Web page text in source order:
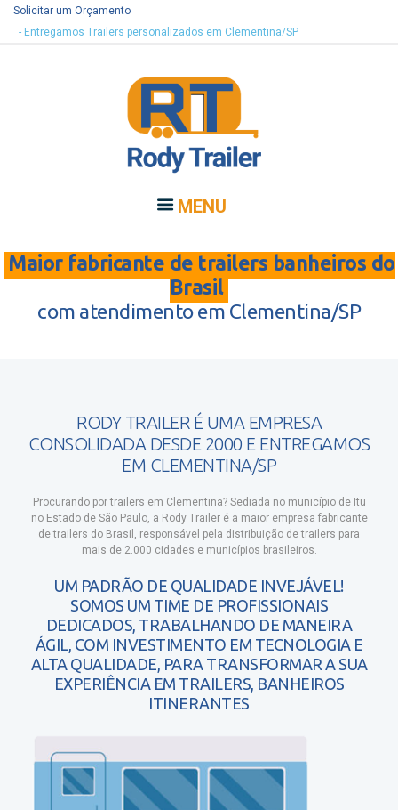
Solicitar um Orçamento
- Entregamos Trailers personalizados em Clementina/SP
MENU
Maior fabricante de trailers banheiros do
Brasil
com atendimento em Clementina/SP
RODY TRAILER É UMA EMPRESA
CONSOLIDADA DESDE 2000 E ENTREGAMOS
EM CLEMENTINA/SP
Procurando por trailers em Clementina?Sediada no município de Itu
no Estado de São Paulo, a Rody Trailer é a maior empresa fabricante
de trailers do Brasil, responsável pela distribuição de trailers para
mais de 2.000 cidades e municípios brasileiros.
UM PADRÃO DE QUALIDADE INVEJÁVEL!
SOMOS UM TIME DE PROFISSIONAIS
DEDICADOS, TRABALHANDO DE MANEIRA
ÁGIL, COM INVESTIMENTO EM TECNOLOGIA E
ALTA QUALIDADE, PARA TRANSFORMAR A SUA
EXPERIÊNCIA EM TRAILERS, BANHEIROS
ITINERANTES